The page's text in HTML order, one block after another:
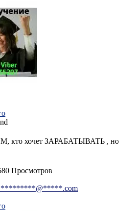
кто хочет ЗАРАБАТЫВАТЬ , но
Просмотров